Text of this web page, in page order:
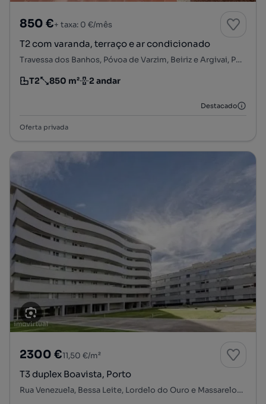
850 €+ taxa: 0 €/mês
T2 com varanda, terraço e ar condicionado
Travessa dos Banhos, Póvoa de Varzim, Beiriz e Argivai, Póvoa de Varzim, Porto
Tipologia
T2
Preço por metro quadrado
850 m²
Andar 2 andar
Destacado
Oferta privada
2300 €11,50 €/m²
T3 duplex Boavista, Porto
Rua Venezuela, Bessa Leite, Lordelo do Ouro e Massarelos, Porto, Porto